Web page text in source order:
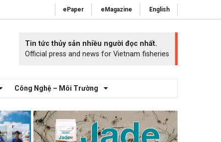
ePaper eMagazine English
Tin tức thủy sản nhiều người đọc nhất.
Official press and news for Vietnam fisheries
Công Nghệ – Môi Trường